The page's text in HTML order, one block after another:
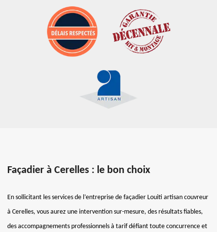
Façadier à Cerelles : le bon choix
En sollicitant les services de l’entreprise de façadier Louiti artisan couvreur
à Cerelles, vous aurez une intervention sur-mesure, des résultats fiables,
des accompagnements professionnels à tarif défiant toute concurrence et